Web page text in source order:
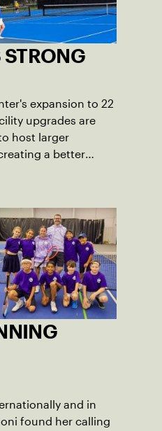
STRONG
expansion to 22
upgrades are
host larger
a better
and in
found her calling